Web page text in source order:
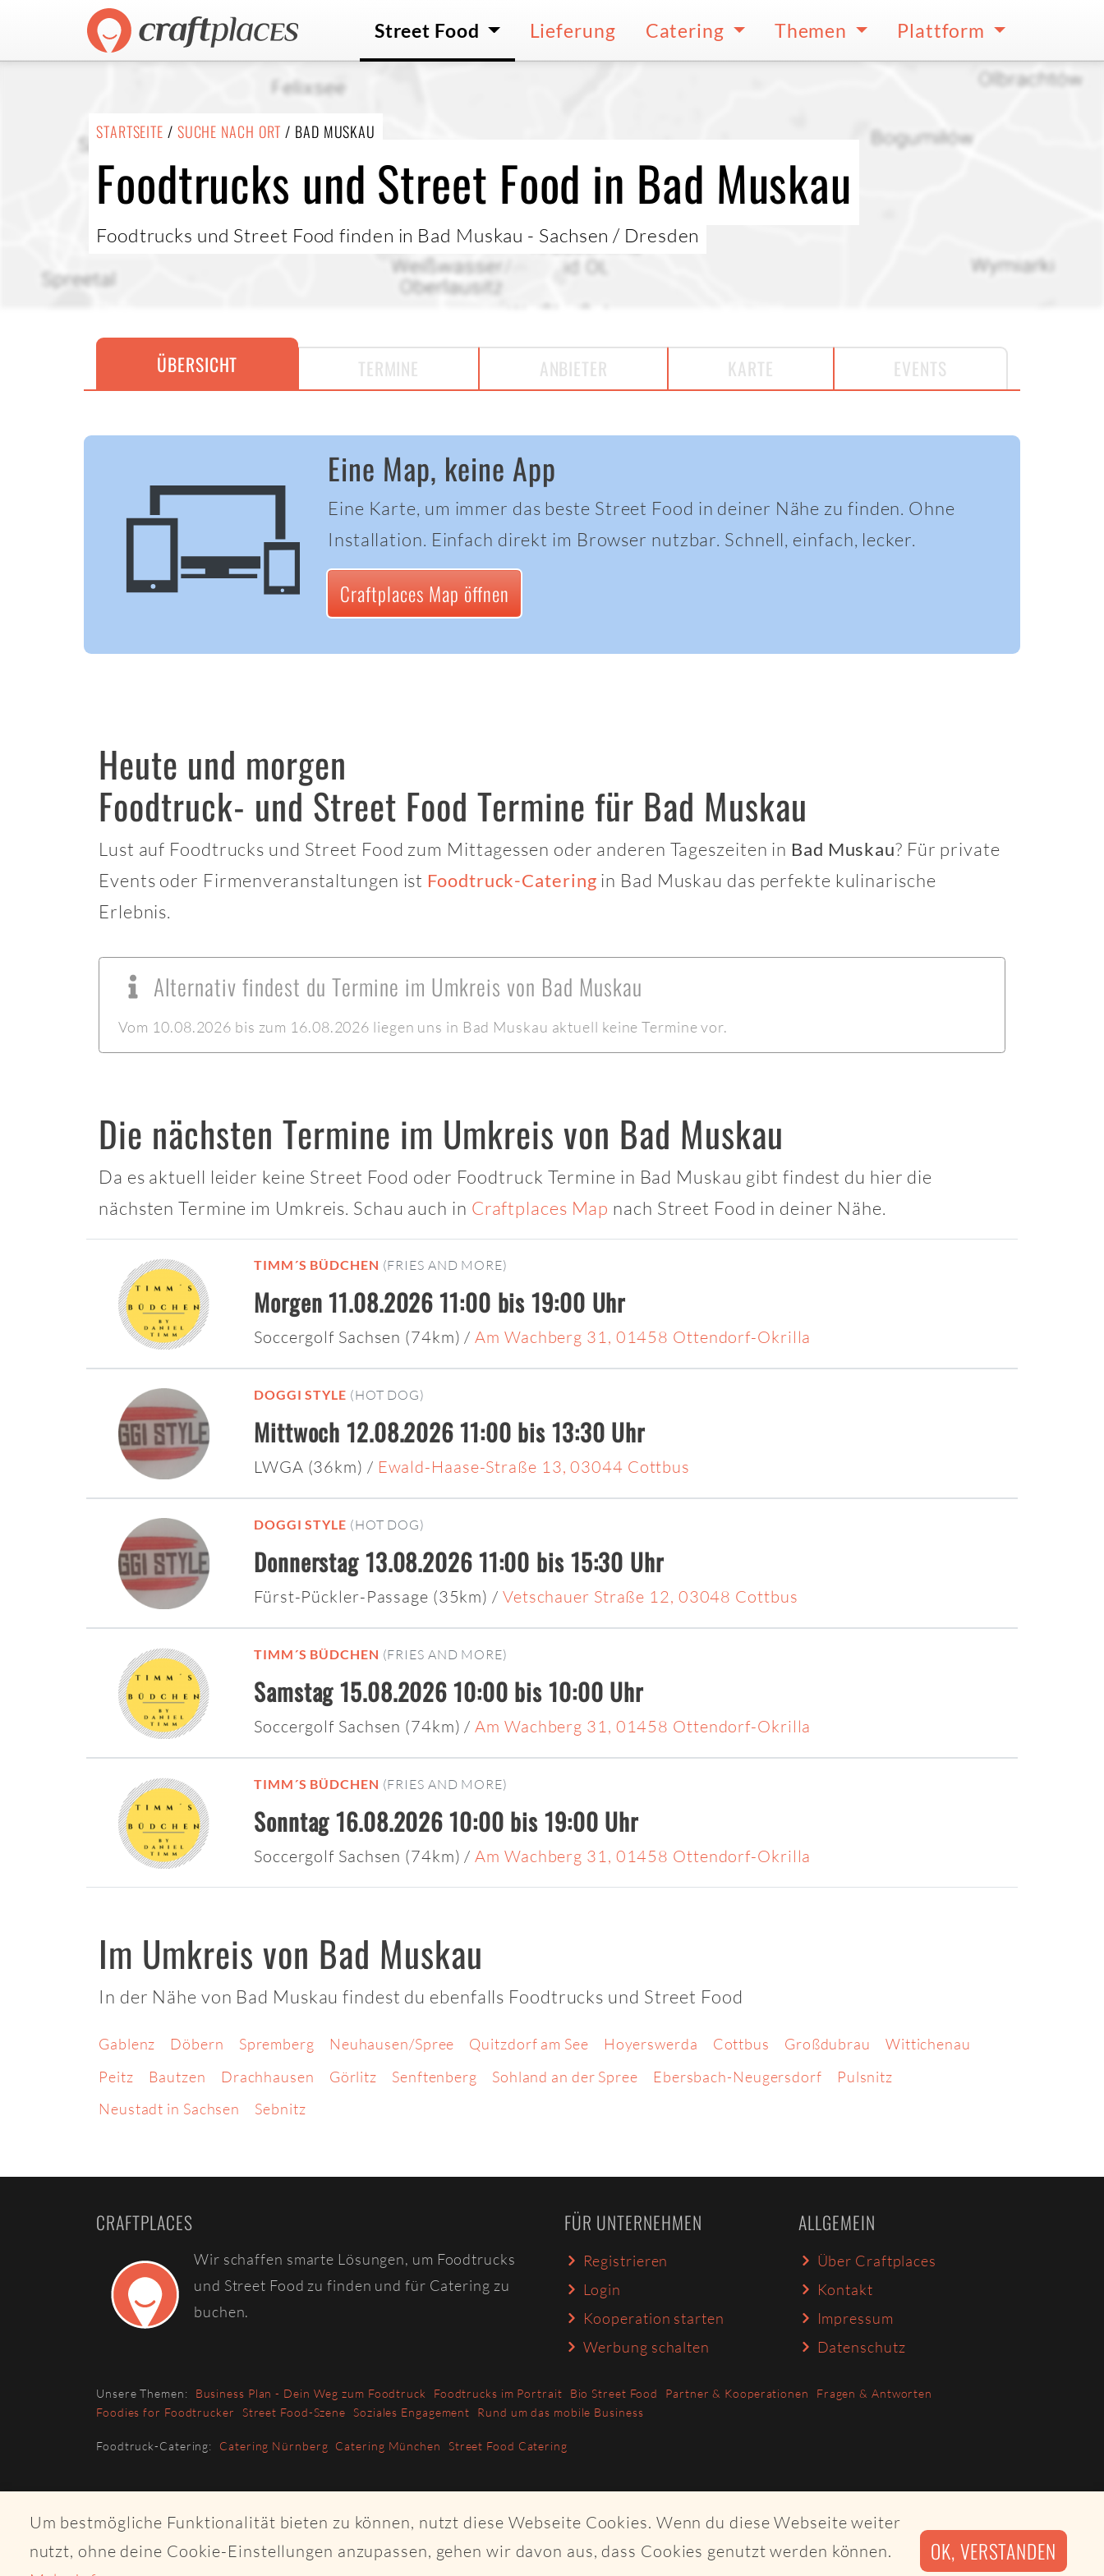
Um bestmögliche Funktionalität bieten zu können, nutzt diese Webseite Cookies. Wenn du diese Webseite weiter
nutzt, ohne deine Cookie-Einstellungen anzupassen, gehen wir davon aus, dass Cookies genutzt werden können.
OK, VERSTANDEN
Street Food Lieferung Catering Themen Plattform
STARTSEITE / SUCHE NACH ORT / BAD MUSKAU
Foodtrucks und Street Food in Bad Muskau
Foodtrucks und Street Food finden in Bad Muskau - Sachsen / Dresden
ÜBERSICHT TERMINE ANBIETER KARTE EVENTS
Eine Map, keine App
Eine Karte, um immer das beste Street Food in deiner Nähe zu finden. Ohne
Installation. Einfach direkt im Browser nutzbar. Schnell, einfach, lecker.
Craftplaces Map öffnen
Heute und morgen
Foodtruck- und Street Food Termine für Bad Muskau
Lust auf Foodtrucks und Street Food zum Mittagessen oder anderen Tageszeiten in Bad Muskau? Für private
Events oder Firmenveranstaltungen ist Foodtruck-Catering in Bad Muskau das perfekte kulinarische
Erlebnis.
Alternativ findest du Termine im Umkreis von Bad Muskau
Vom 10.08.2026 bis zum 16.08.2026 liegen uns in Bad Muskau aktuell keine Termine vor.
Die nächsten Termine im Umkreis von Bad Muskau
Da es aktuell leider keine Street Food oder Foodtruck Termine in Bad Muskau gibt findest du hier die
nächsten Termine im Umkreis. Schau auch in Craftplaces Map nach Street Food in deiner Nähe.
TIMM´S BÜDCHEN (FRIES AND MORE)
Morgen 11.08.2026 11:00 bis 19:00 Uhr
Soccergolf Sachsen (74km)/ Am Wachberg 31, 01458 Ottendorf-Okrilla
DOGGI STYLE (HOT DOG)
Mittwoch 12.08.2026 11:00 bis 13:30 Uhr
LWGA (36km) / Ewald-Haase-Straße 13, 03044 Cottbus
DOGGI STYLE (HOT DOG)
Donnerstag 13.08.2026 11:00 bis 15:30 Uhr
Fürst-Pückler-Passage (35km)/ Vetschauer Straße 12, 03048 Cottbus
TIMM´S BÜDCHEN (FRIES AND MORE)
Samstag 15.08.2026 10:00 bis 10:00 Uhr
Soccergolf Sachsen (74km)/ Am Wachberg 31, 01458 Ottendorf-Okrilla
TIMM´S BÜDCHEN (FRIES AND MORE)
Sonntag 16.08.2026 10:00 bis 19:00 Uhr
Soccergolf Sachsen (74km)/ Am Wachberg 31, 01458 Ottendorf-Okrilla
Im Umkreis von Bad Muskau
In der Nähe von Bad Muskau findest du ebenfalls Foodtrucks und Street Food
Gablenz Döbern Spremberg Neuhausen/Spree Quitzdorf am See Hoyerswerda Cottbus Großdubrau
Wittichenau
Peitz
Bautzen Drachhausen Görlitz Senftenberg Sohland an der Spree Ebersbach-Neugersdorf
Pulsnitz
Neustadt in Sachsen
Sebnitz
CRAFTPLACES
Wir schaffen smarte Lösungen, um Foodtrucks
und Street Food zu finden und für Catering zu
buchen.
FÜR UNTERNEHMEN
Registrieren
Login
Kooperation starten
Werbung schalten
ALLGEMEIN
Über Craftplaces
Kontakt
Impressum
Datenschutz
Unsere Themen: Business Plan - Dein Weg zum Foodtruck Foodtrucks im Portrait Bio Street Food Partner & Kooperationen
Fragen & Antworten
Foodies for Foodtrucker
Street Food-Szene Soziales Engagement Rund um das mobile Business
Foodtruck-Catering: Catering Nürnberg Catering München Street Food Catering